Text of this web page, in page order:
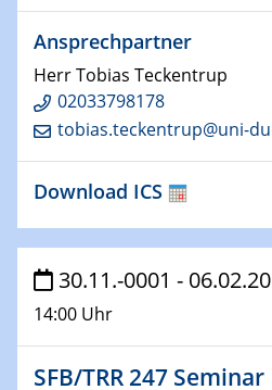
29.01.2024
Bewerbungsvorrtag
Technische Chemie –
Chemie für die Wasserforschung
29.01.2024
Bewerbungsvorrtag
Technische Chemie –
Chemie für die Wasserforschung
WIN & CENIDE Seminar
MATURE
Ansprechpartner
Herr Tobias Teckentrup
02033798178
tobias.teckentrup@uni-
Download ICS
30.11.-0001 -
14:00 Uhr
SFB/TRR 247 Seminar